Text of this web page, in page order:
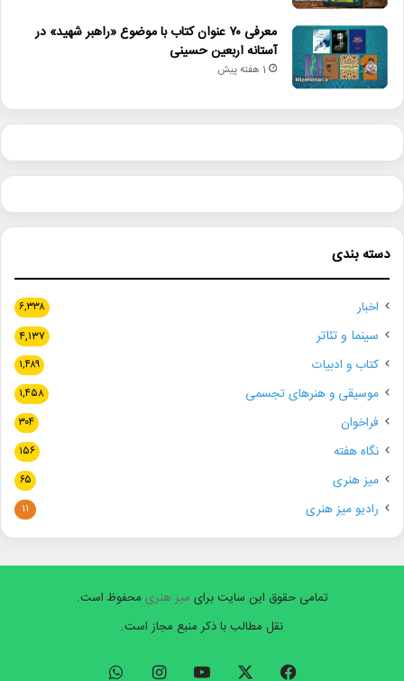
معرفی ۷۰ عنوان کتاب با موضوع «راهبر شهید» در
آستانه اربعین حسینی
1 هفته پیش
دسته بندی
اخبار ۶,۳۳۸
سینما و تئاتر ۴,۱۳۷
کتاب و ادبیات ۱,۴۸۹
موسیقی و هنرهای تجسمی ۱,۴۵۸
فراخوان ۳۰۴
نگاه هفته ۱۵۶
میز هنری ۶۵
رادیو میز هنری ۱۱
تمامی حقوق این سایت برای میز هنری محفوظ است.
نقل مطالب با ذکر منبع مجاز است.
فیسبوک ایکس یوتیوب اینستاگرام